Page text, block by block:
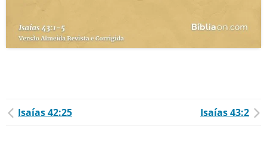
Isaías 42:25 Isaías 43:2